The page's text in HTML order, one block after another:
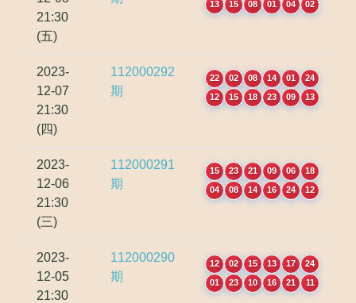
21:30
(五)
13 15 08 01 04 02
2023-
12-07
21:30
(四)
112000292
期
22 02 08 14 01
24
12
15 18 23 09 13
2023-
12-06
21:30
(三)
112000291
期
15 23 21 09 06
18
04
08 14 16 24 12
2023-
12-05
21:30
112000290
期
12 02 15 13 17
24
01
23 10 16 21 11